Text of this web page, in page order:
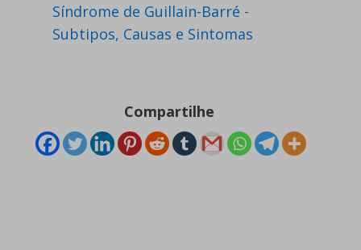
Síndrome de Guillain-Barré -
Subtipos, Causas e Sintomas
Compartilhe